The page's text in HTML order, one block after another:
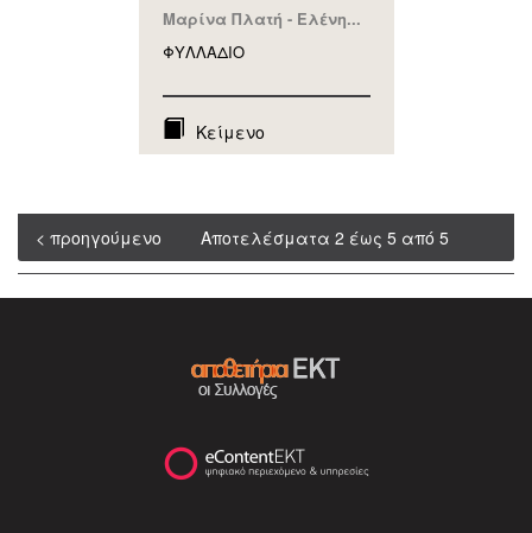
Μαρίνα Πλατή - Ελένη...
ΦΥΛΛAΔΙΟ
Κείμενο
Αποτελέσματα 2 έως 5 από 5
< προηγούμενο